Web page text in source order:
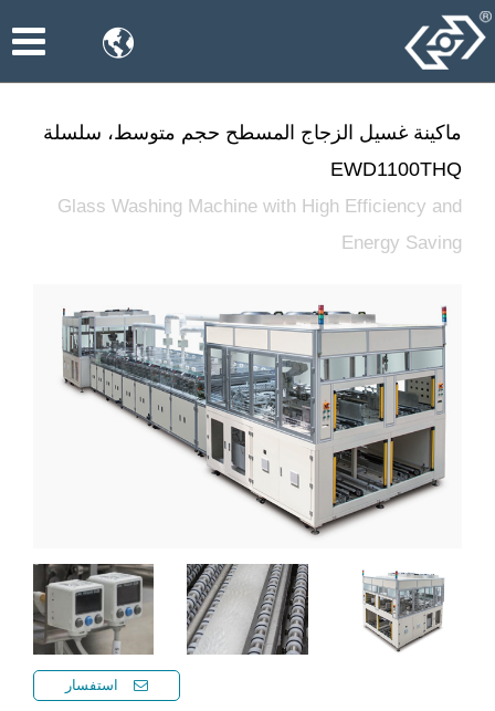

ماكينة غسيل الزجاج المسطح حجم متوسط، سلسلة
EWD1100THQ
Glass Washing Machine with High Efficiency and
Energy Saving
استفسار